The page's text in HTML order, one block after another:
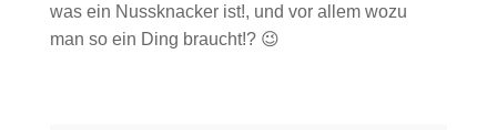
was ein Nussknacker ist!, und vor allem wozu
man so ein Ding braucht!? 😉